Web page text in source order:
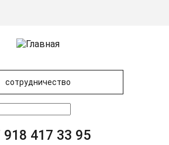
сотрудничество
918 417 33 95